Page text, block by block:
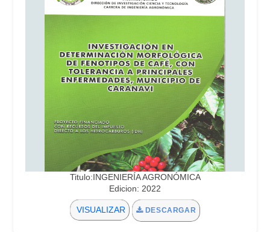
Titulo:INGENIERÍA AGRONÓMICA
Edicion: 2022
VISUALIZAR DESCARGAR